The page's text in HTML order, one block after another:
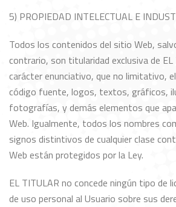
5) PROPIEDAD INTELECTUAL E
Todos los contenidos del sitio Web,
contrario, son titularidad exclusiva de EL
carácter enunciativo, que no limitativo,
código fuente, logos, textos, gráficos,
fotografías, y demás elementos que
Web. Igualmente, todos los nombres
signos distintivos de cualquier clase
Web están protegidos por la Ley.
EL TITULAR no concede ningún tipo de
de uso personal al Usuario sobre sus